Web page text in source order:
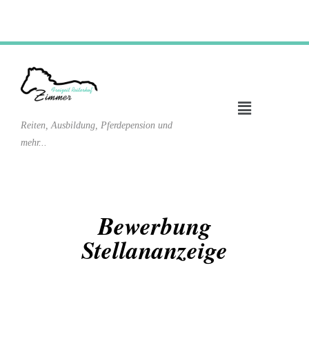
Reiten, Ausbildung, Pferdepension und
mehr...
Bewerbung
Stellananzeige